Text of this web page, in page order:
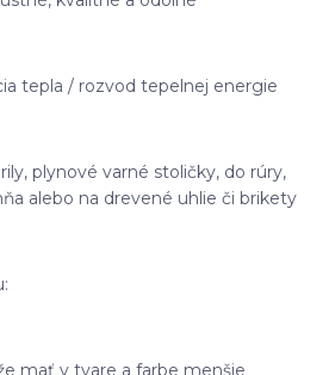
tepla / rozvod tepelnej energie
plynové varné stoličky, do rúry,
alebo na drevené uhlie či brikety
mať v tvare a farbe menšie